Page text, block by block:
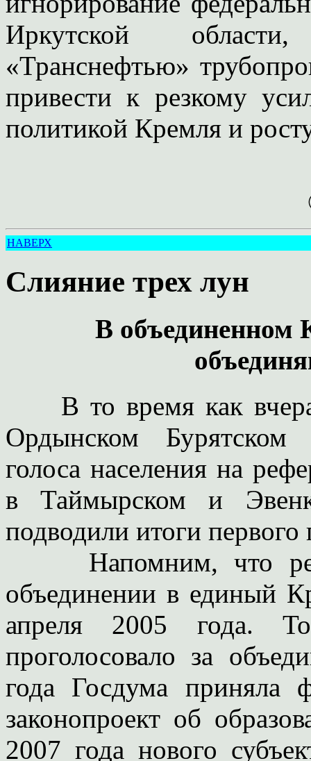
Иркутской
«Транснефтью»
привести к резкому
политикой Кремля и
НАВЕРХ
Слияние трех лун
В объединенном
В то время как вчера
Ордынском Бурятском
голоса населения на
в Таймырском и
подводили итоги
Напомним, что
объединении в единый
апреля 2005 года.
проголосовало за
года Госдума приняла
законопроект об
2007 года нового